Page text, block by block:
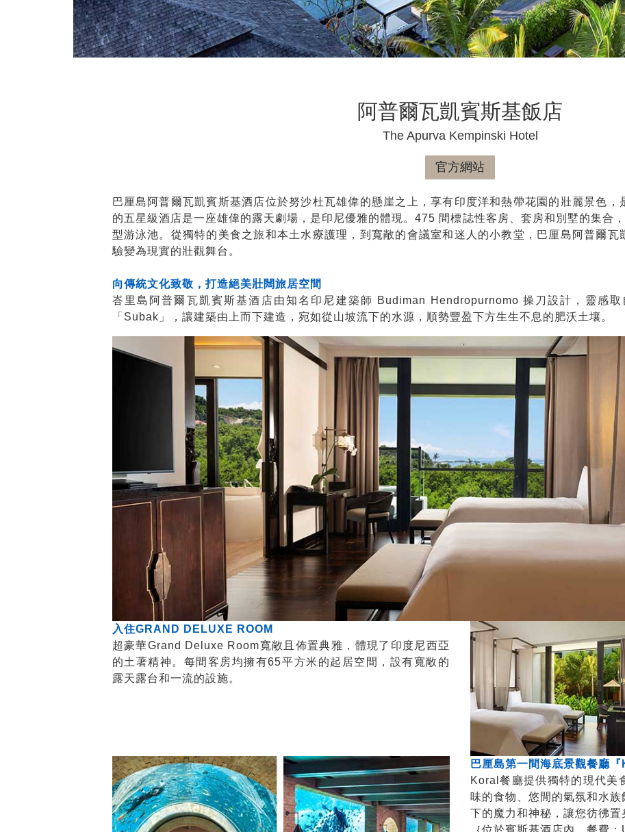
阿普爾瓦凱賓斯基飯店
The Apurva Kempinski Hotel
官方網站
巴厘島阿普爾瓦凱賓斯基酒店位於努沙杜瓦雄偉的懸崖之上，享有印度洋和熱帶花園的壯麗景色
的五星級酒店是一座雄偉的露天劇場，是印尼優雅的體現。475 間標誌性客房、套房和別墅的集合
型游泳池。從獨特的美食之旅和本土水療護理，到寬敞的會議室和迷人的小教堂，巴厘島阿普爾
驗變為現實的壯觀舞台。
向傳統文化致敬，打造絕美壯闊旅居空間
峇里島阿普爾瓦凱賓斯基酒店由知名印尼建築師 Budiman Hendropurnomo 操刀設計，靈感
「Subak」，讓建築由上而下建造，宛如從山坡流下的水源，順勢豐盈下方生生不息的肥沃土壤。
入住GRAND DELUXE ROOM
超豪華Grand Deluxe Room寬敞且佈置典雅，體現了印度尼西亞
的土著精神。每間客房均擁有65平方米的起居空間，設有寬敞的
露天露台和一流的設施。
巴厘島第一間海底景觀餐廳
Koral餐廳提供獨特的現代美
味的食物、悠閒的氣氛和水
下的魔力和神秘，讓您彷彿置
｛位於賓斯基酒店內，餐費